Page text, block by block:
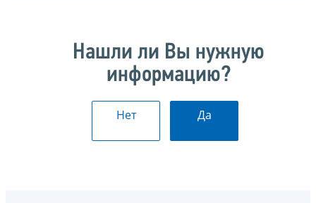
Нашли ли Вы нужную
информацию?
Нет Да